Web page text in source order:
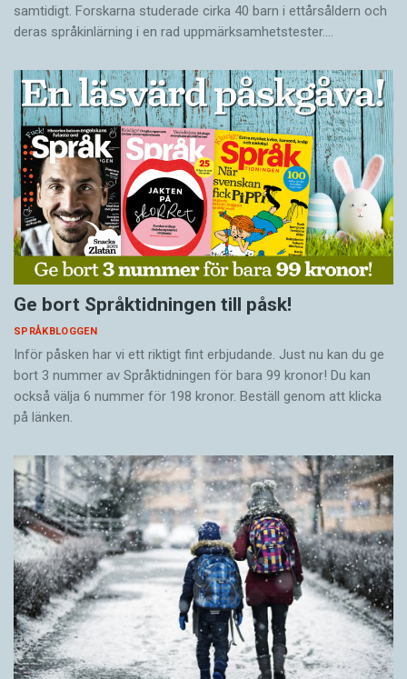
samtidigt. Forskarna studerade cirka 40 barn i ettårsåldern och
deras språkinlärning i en rad uppmärksamhetstester.…
Ge bort Språktidningen till påsk!
SPRÅKBLOGGEN
Inför påsken har vi ett riktigt fint erbjudande. Just nu kan du ge
bort 3 nummer av Språktidningen för bara 99 kronor! Du kan
också välja 6 nummer för 198 kronor. Beställ genom att klicka
på länken.